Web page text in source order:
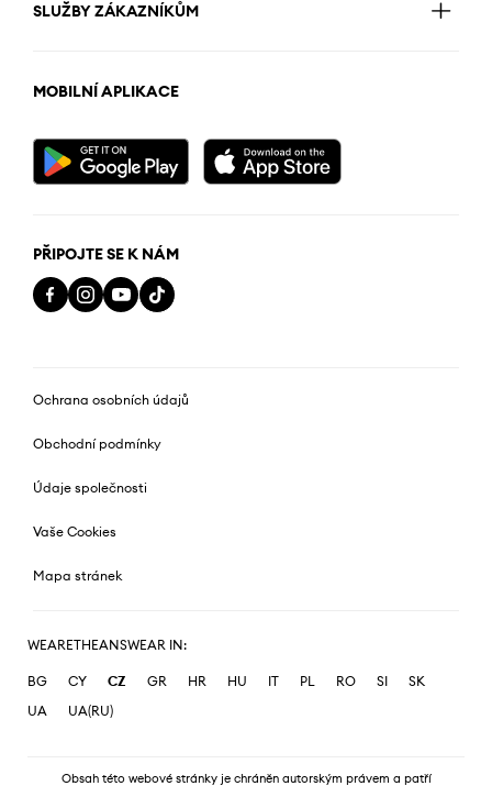
SLUŽBY ZÁKAZNÍKŮM
MOBILNÍ APLIKACE
PŘIPOJTE SE K NÁM
Ochrana osobních údajů
Obchodní podmínky
Údaje společnosti
Vaše Cookies
Mapa stránek
WEARETHEANSWEAR IN:
BG CY CZ GR HR HU IT PL RO SI
SK
UA
UA(RU)
Obsah této webové stránky je chráněn autorským právem a patří